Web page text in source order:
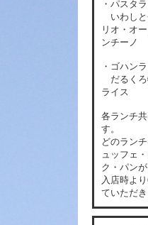
・パスタ
いわしと
リオ・オ
ンチーノ
・ゴハン
だるく
ライス
各ランチ
す。
どのラン
ュッフェ
ク・パンが
入店時よ
ていただき